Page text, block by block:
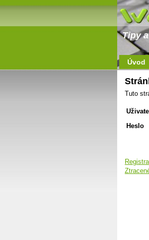
Tipy
Úvod
Tuto
Heslo